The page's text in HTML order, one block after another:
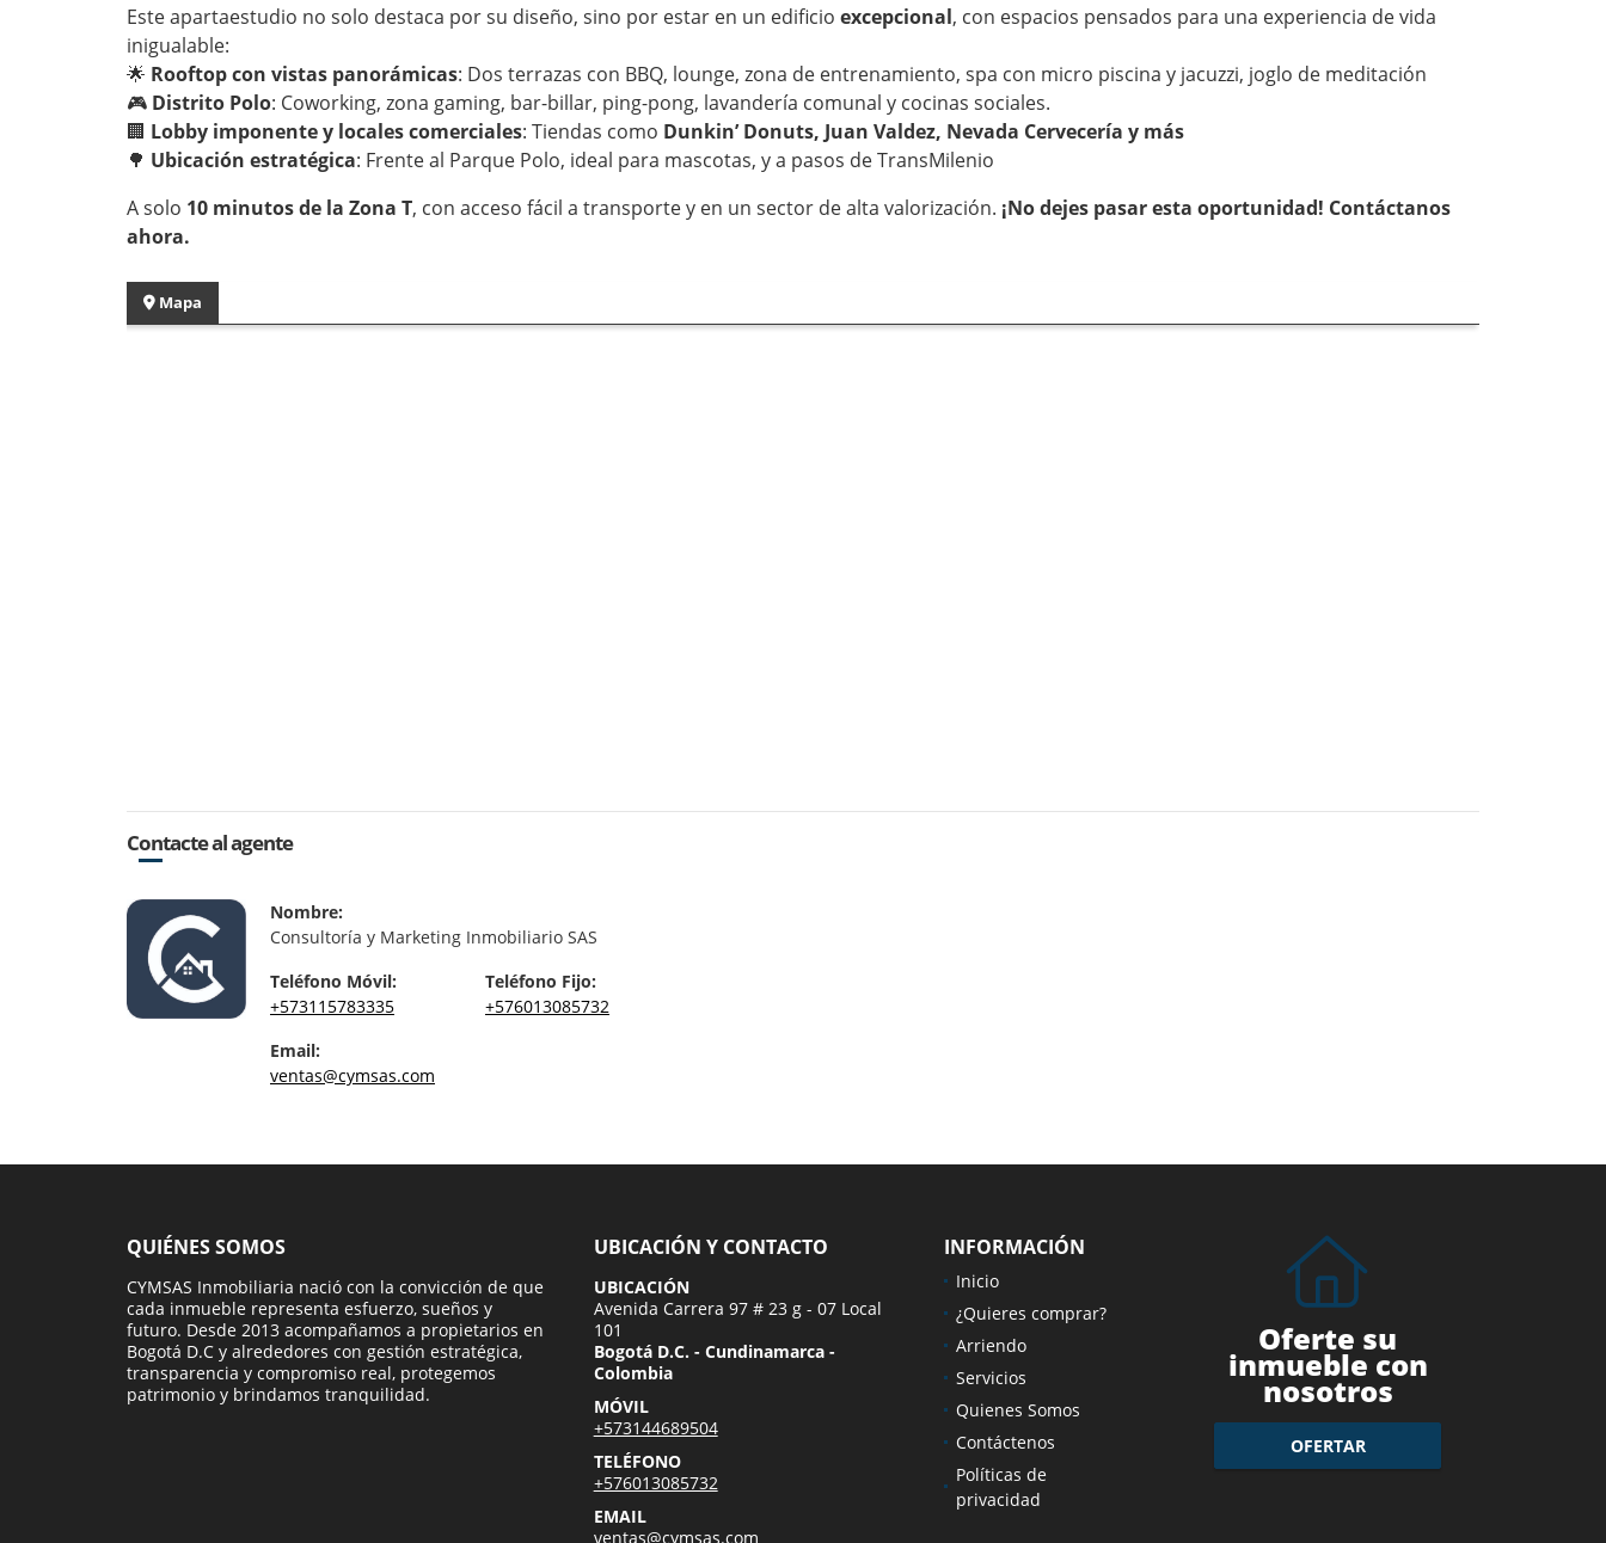
Este apartaestudio no solo destaca por su diseño, sino por estar en un edificio excepcional, con espacios pensados para una experiencia de vida
inigualable:
🌟 Rooftop con vistas panorámicas: Dos terrazas con BBQ, lounge, zona de entrenamiento, spa con micro piscina y jacuzzi, joglo de meditación
🎮 Distrito Polo: Coworking, zona gaming, bar-billar, ping-pong, lavandería comunal y cocinas sociales.
🏢 Lobby imponente y locales comerciales: Tiendas como Dunkin’ Donuts, Juan Valdez, Nevada Cervecería y más
🌳 Ubicación estratégica: Frente al Parque Polo, ideal para mascotas, y a pasos de TransMilenio
A solo 10 minutos de la Zona T, con acceso fácil a transporte y en un sector de alta valorización. ¡No dejes pasar esta oportunidad! Contáctanos
ahora.
Mapa
Contacte al agente
Nombre:
Consultoría y Marketing Inmobiliario SAS
Teléfono Móvil:
+573115783335
Teléfono Fijo:
+576013085732
Email:
ventas@cymsas.com
QUIÉNES SOMOS
CYMSAS Inmobiliaria nació con la convicción de que
cada inmueble representa esfuerzo, sueños y
futuro. Desde 2013 acompañamos a propietarios en
Bogotá D.C y alrededores con gestión estratégica,
transparencia y compromiso real, protegemos
patrimonio y brindamos tranquilidad.
UBICACIÓN Y CONTACTO
UBICACIÓN
Avenida Carrera 97 # 23 g - 07 Local
101
Bogotá D.C. - Cundinamarca -
Colombia
MÓVIL
+573144689504
TELÉFONO
+576013085732
EMAIL
ventas@cymsas.com
INFORMACIÓN
Inicio
¿Quieres comprar?
Arriendo
Servicios
Quienes Somos
Contáctenos
Políticas de
privacidad
Oferte su
inmueble con
nosotros
OFERTAR